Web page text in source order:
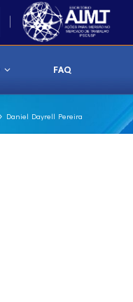
FAQ
Daniel Dayrell Pereira